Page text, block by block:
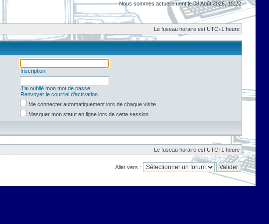
Nous sommes actuellement le 08 Août 2026, 15:22
Le fuseau horaire est UTC+1 heure
Inscription
J’ai oublié mon mot de passe
Renvoyer le courriel d’activation
Me connecter automatiquement lors de chaque visite
Masquer mon statut en ligne lors de cette session
Le fuseau horaire est UTC+1 heure
Aller vers :